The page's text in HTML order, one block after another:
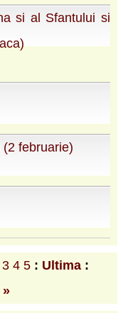
si al Sfantului si
februarie)
3 4 5 : Ultima :